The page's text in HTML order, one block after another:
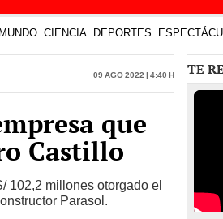
MUNDO CIENCIA DEPORTES
09 Ago 2022 | 4:40 h
que
Castillo
102,2 millones otorgado el
Parasol.
TE